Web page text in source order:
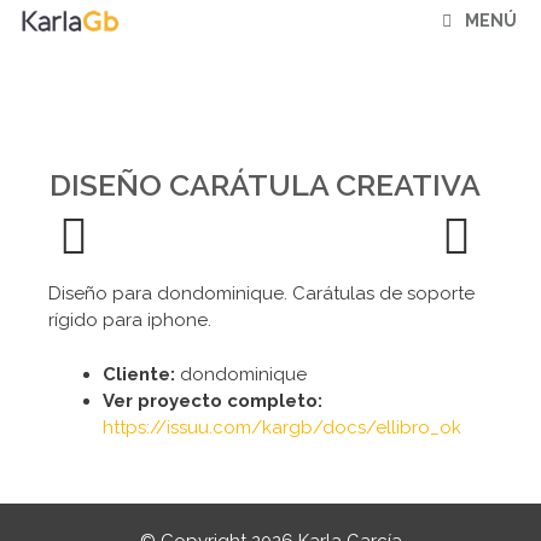
Saltar
MENÚ
DISEÑO CARÁTULA CREATIVA
Previ
ous
Next
Diseño para dondominique. Carátulas de soporte
rígido para iphone.
Cliente: dondominique
Ver proyecto completo:
https://issuu.com/kargb/docs/ellibro_ok